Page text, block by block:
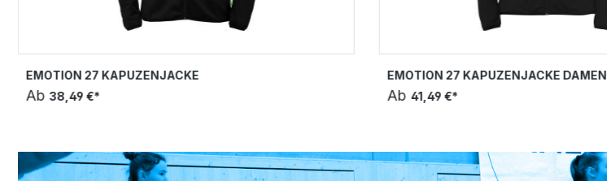
EMOTION 27 KAPUZENJACKE
Ab38,49 €*
EMOTION 27 KAPUZENJACKE DAMEN
Ab 41,49 €*